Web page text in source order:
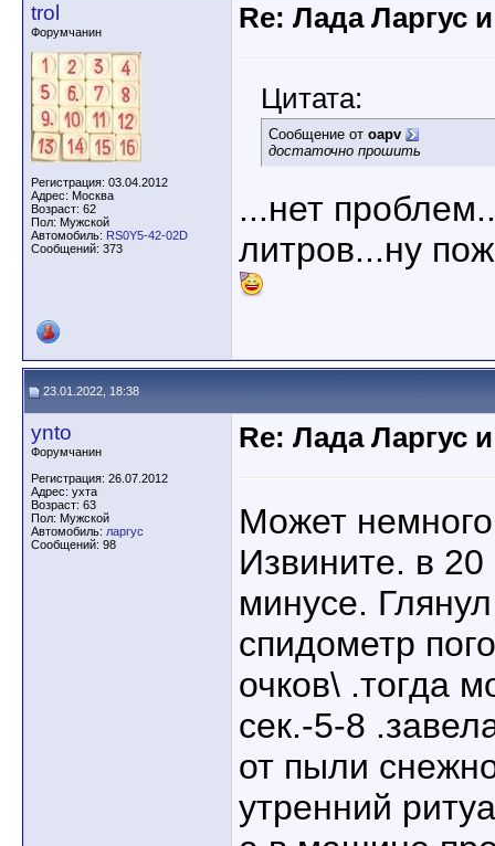
trol
Форумчанин
Регистрация: 03.04.2012
Адрес: Москва
Возраст: 62
Пол: Мужской
Автомобиль: RS0Y5-42-02D
Сообщений: 373
Re: Лада Ларгус
Цитата:
Сообщение от oapv
достаточно прошить
...нет
литров...ну
23.01.2022, 18:38
ynto
Форумчанин
Регистрация: 26.07.2012
Адрес: ухта
Возраст: 63
Пол: Мужской
Автомобиль: ларгус
Сообщений: 98
Re: Лада Ларгус
Может
Извините. в 20
минусе.
спидометр
очков\ .тогда
сек.-5-8
от пыли
утренний